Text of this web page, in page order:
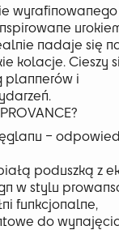
nadaje się
kolacje. Cieszy
plannerów i
–
poduszką z
w stylu
funkcjonalne,
do